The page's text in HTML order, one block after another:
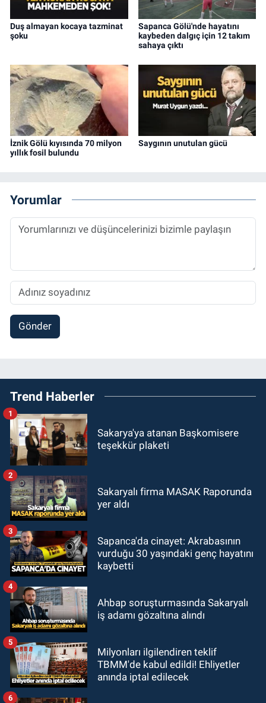
Duş almayan kocaya tazminat
şoku
Sapanca Gölü'nde hayatını
kaybeden dalgıç için 12 takım
sahaya çıktı
İznik Gölü kıyısında 70 milyon
yıllık fosil bulundu
Saygının unutulan gücü
Yorumlar
Gönder
Trend Haberler
Sakarya'ya atanan Başkomisere
teşekkür plaketi
1
Sakaryalı firma MASAK Raporunda
yer aldı
2
Sapanca'da cinayet: Akrabasının
vurduğu 30 yaşındaki genç hayatını
kaybetti
3
Ahbap soruşturmasında Sakaryalı
iş adamı gözaltına alındı
4
Milyonları ilgilendiren teklif
TBMM'de kabul edildi! Ehliyetler
anında iptal edilecek
5
6